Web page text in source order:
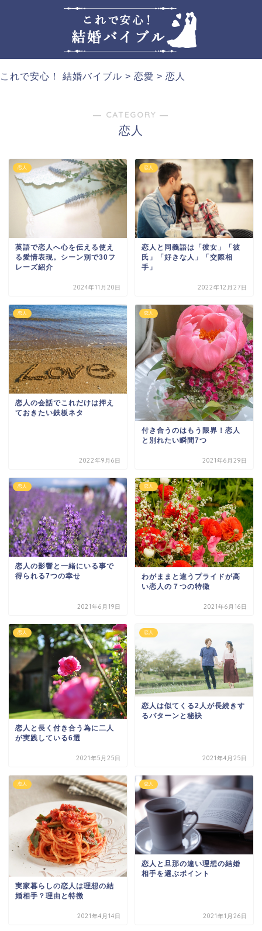
これで安心！ 結婚バイブル > 恋愛 > 恋人
― CATEGORY ―
恋人
恋人
英語で恋人へ心を伝える使え
る愛情表現。シーン別で30フ
レーズ紹介
2024年11月20日
恋人
恋人と同義語は「彼女」「彼
氏」「好きな人」「交際相
手」
2022年12月27日
恋人
恋人の会話でこれだけは押え
ておきたい鉄板ネタ
2022年9月6日
恋人
付き合うのはもう限界！恋人
と別れたい瞬間7つ
2021年6月29日
恋人
恋人の影響と一緒にいる事で
得られる7つの幸せ
2021年6月19日
恋人
わがままと違うプライドが高
い恋人の７つの特徴
2021年6月16日
恋人
恋人と長く付き合う為に二人
が実践している6選
2021年5月25日
恋人
恋人は似てくる2人が長続きす
るパターンと秘訣
2021年4月25日
恋人
実家暮らしの恋人は理想の結
婚相手？理由と特徴
2021年4月14日
恋人
恋人と旦那の違い理想の結婚
相手を選ぶポイント
2021年1月26日